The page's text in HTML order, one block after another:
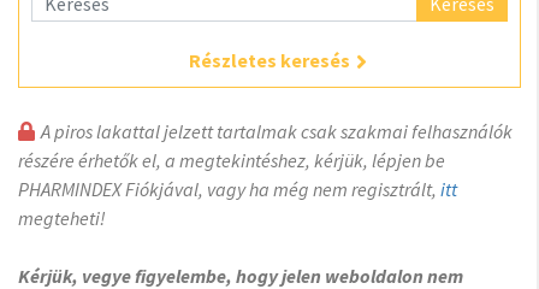
Részletes keresés
A piros lakattal jelzett tartalmak csak szakmai felhasználók
részére érhetők el, a megtekintéshez, kérjük, lépjen be
PHARMINDEX Fiókjával, vagy ha még nem regisztrált, itt
megteheti!
Kérjük, vegye figyelembe, hogy jelen weboldalon nem